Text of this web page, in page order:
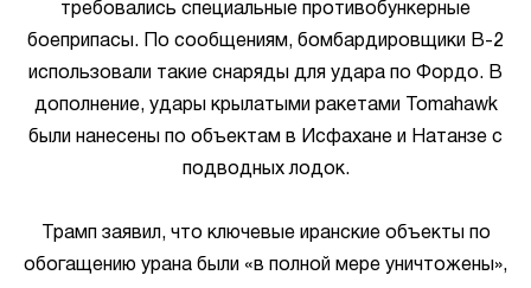
требовались специальные противобункерные
боеприпасы. По сообщениям, бомбардировщики B-2
использовали такие снаряды для удара по Фордо. В
дополнение, удары крылатыми ракетами Tomahawk
были нанесены по объектам в Исфахане и Натанзе с
подводных лодок.
Трамп заявил, что ключевые иранские объекты по
обогащению урана были «в полной мере уничтожены»,